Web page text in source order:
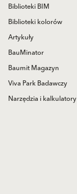
Biblioteki BIM
Biblioteki kolorów
Artykuły
BauMinator
Baumit Magazyn
Viva Park Badawczy
Narzędzia i kalkulatory